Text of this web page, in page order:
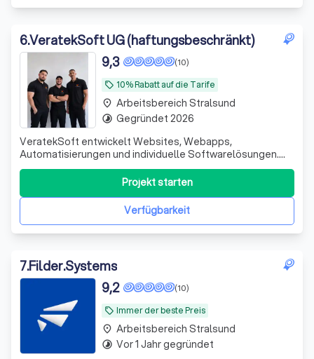
6.VeratekSoft UG (haftungsbeschränkt)
local_offer 10% Rabatt auf die Tarife
(10)
9,3
VeratekSoft entwickelt Websites, Webapps,
Automatisierungen und individuelle Softwarelösungen.
Wir helfen Unternehmen, Prozesse zu digitalisieren und
nachhaltig zu wachsen.
Verfügbarkeit
Projekt starten
place Arbeitsbereich Stralsund
timelapse Gegründet 2026
7.Filder.Systems
local_offer Immer der beste Preis
(10)
9,2
place Arbeitsbereich Stralsund
timelapse Vor 1 Jahr gegründet